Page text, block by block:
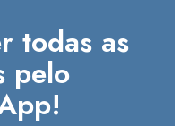
todas as
pelo